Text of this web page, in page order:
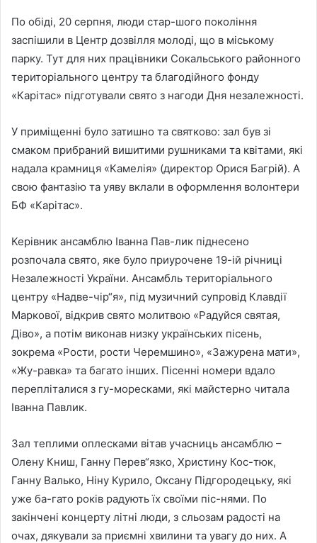
По обіді, 20 серпня, люди стар-шого покоління
заспішили в Центр дозвілля молоді, що в міському
парку. Тут для них працівники Сокальського районного
територіального центру та благодійного фонду
«Карітас» підготували свято з нагоди Дня незалежності.
У приміщенні було затишно та святково: зал був зі
смаком прибраний вишитими рушниками та квітами, які
надала крамниця «Камелія» (директор Орися Багрій). А
свою фантазію та уяву вклали в оформлення волонтери
БФ «Карітас».
Керівник ансамблю Іванна Пав-лик піднесено
розпочала свято, яке було приурочене 19-ій річниці
Незалежності України. Ансамбль територіального
центру «Надве-чір“я», під музичний супровід Клавдії
Маркової, відкрив свято молитвою «Радуйся святая,
Діво», а потім виконав низку українських пісень,
зокрема «Рости, рости Черемшино», «Зажурена мати»,
«Жу-равка» та багато інших. Пісенні номери вдало
перепліталися з гу-моресками, які майстерно читала
Іванна Павлик.
Зал теплими оплесками вітав учасниць ансамблю –
Олену Книш, Ганну Перев“язко, Христину Кос-тюк,
Ганну Валько, Ніну Курило, Оксану Підгородецьку, які
уже ба-гато років радують їх своїми піс-нями. По
закінчені концерту літні люди, з сльозам радості на
очах, дякували за приємні хвилини та увагу до них. А